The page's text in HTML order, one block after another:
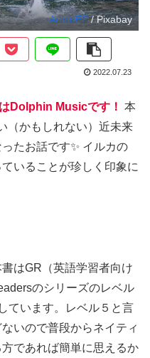
ArminEP/ Pixabay
2022.07.23
Dolphin Musicです！ 本
（かもしれない）近未来
たお話です✨ イルカの
いることが珍しく印象に
はGR（英語学習者向け
のシリーズのレベル
ています。レベル５と言
いので普段からネイティ
であれば簡単に思えるか